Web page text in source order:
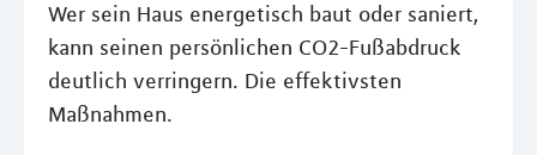
Wer sein Haus energetisch baut oder saniert,
kann seinen persönlichen CO2-Fußabdruck
deutlich verringern. Die effektivsten
Maßnahmen.